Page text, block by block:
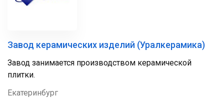
Завод керамических изделий (Уралкерамика)
Завод занимается производством керамической
плитки.
Екатеринбург